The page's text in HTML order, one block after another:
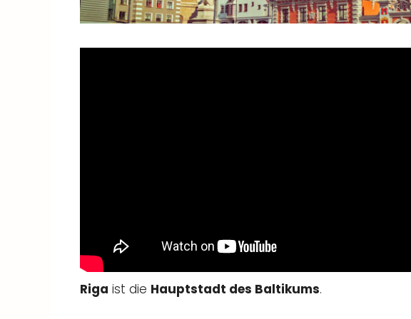
Riga ist die Hauptstadt des Baltikums.